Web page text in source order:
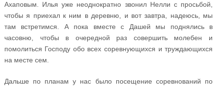
Ахаповым. Илья уже неоднократно звонил Нелли с просьбой,
чтобы я приехал к ним в деревню, и вот завтра, надеюсь, мы
там встретимся. А пока вместе с Дашей мы поднялись в
часовню, чтобы в очередной раз совершить молебен и
помолиться Господу обо всех соревнующихся и труждающихся
на месте сем.
Дальше по планам у нас было посещение соревнований по